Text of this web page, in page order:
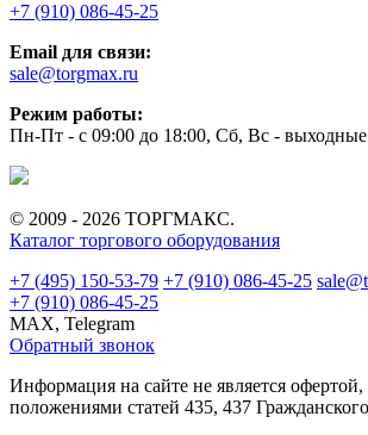
+7 (910) 086-45-25
Email для связи:
sale@torgmax.ru
Режим работы:
Пн-Пт - с 09:00 до 18:00, Сб, Вс -
© 2009 - 2026 ТОРГМАКС.
Каталог торгового оборудования
+7 (495) 150-53-79 +7 (910) 086-45-25
+7 (910) 086-45-25
MAX, Telegram
Обратный звонок
Информация на сайте не является офертой,
положениями статей 435, 437